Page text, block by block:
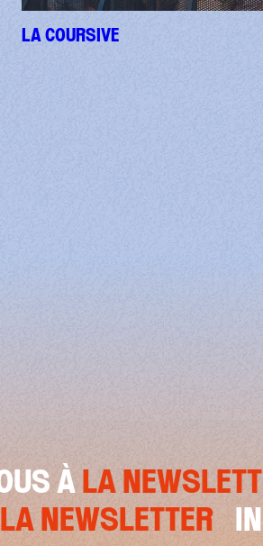
LA COURSIVE
ÀLA NEWSLETTER
ÀLA NEWSLETTER